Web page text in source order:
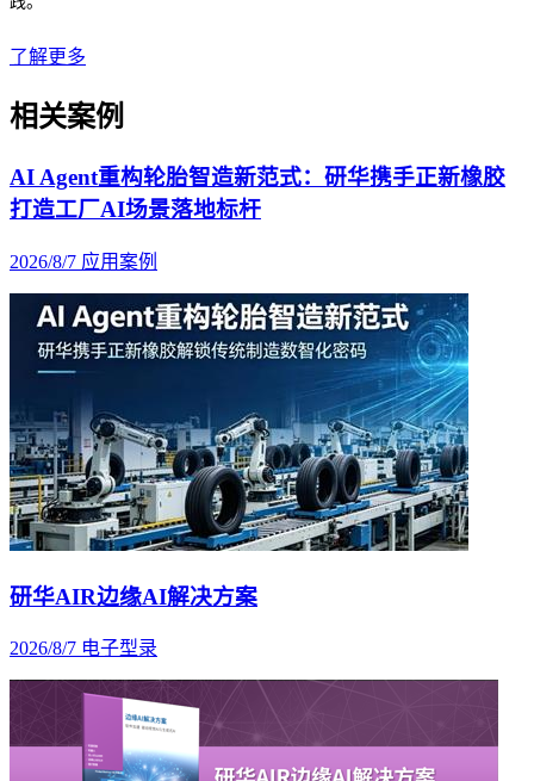
了解更多
相关案例
AI Agent重构轮胎智造新范式：研华携手正新橡胶
打造工厂AI场景落地标杆
2026/8/7 应用案例
研华AIR边缘AI解决方案
2026/8/7 电子型录